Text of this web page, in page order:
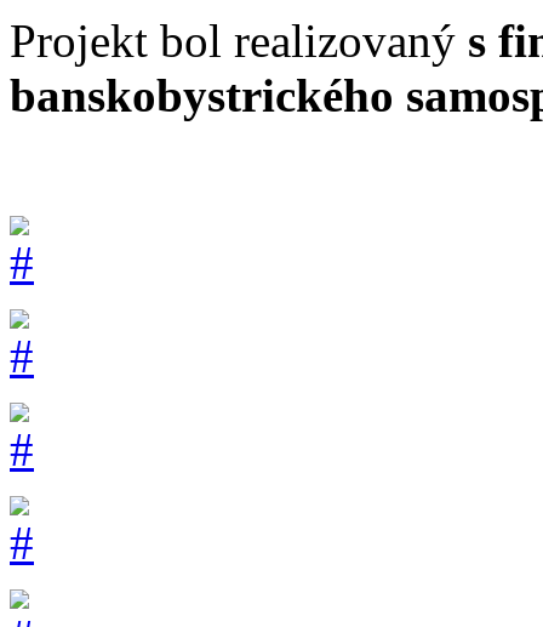
Projekt bol realizovaný s
banskobystrického